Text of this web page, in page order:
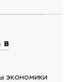
экономики